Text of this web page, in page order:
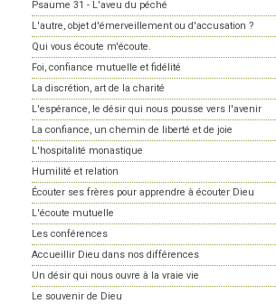
Psaume 31 - L'aveu du péché
L'autre, objet d'émerveillement ou d'accusation ?
Qui vous écoute m'écoute.
Foi, confiance mutuelle et fidélité
La discrétion, art de la charité
L'espérance, le désir qui nous pousse vers l'avenir
La confiance, un chemin de liberté et de joie
L'hospitalité monastique
Humilité et relation
Écouter ses frères pour apprendre à écouter Dieu
L'écoute mutuelle
Les conférences
Accueillir Dieu dans nos différences
Un désir qui nous ouvre à la vraie vie
Le souvenir de Dieu